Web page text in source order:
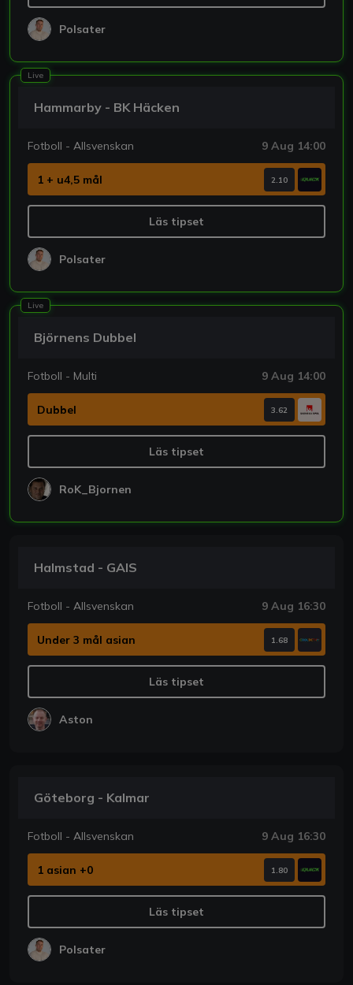
Polsater
Live
Hammarby - BK Häcken
Fotboll - Allsvenskan 9 Aug 14:00
1 + u4,5 mål 2.10
Läs tipset
Polsater
Live
Björnens Dubbel
Fotboll - Multi 9 Aug 14:00
Dubbel 3.62
Läs tipset
RoK_Bjornen
Halmstad - GAIS
Fotboll - Allsvenskan 9 Aug 16:30
Under 3 mål asian 1.68
Läs tipset
Aston
Göteborg - Kalmar
Fotboll - Allsvenskan 9 Aug 16:30
1 asian +0 1.80
Läs tipset
Polsater